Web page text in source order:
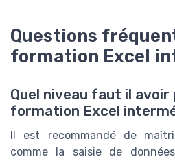
Questions
formation Excel
Quel niveau faut il avoir
formation Excel
Il est recommandé de
comme la saisie de